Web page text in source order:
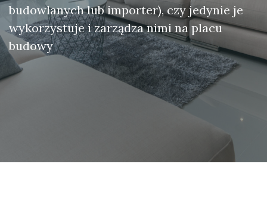
budowlanych lub importer), czy jedynie je
wykorzystuje i zarządza nimi na placu
budowy